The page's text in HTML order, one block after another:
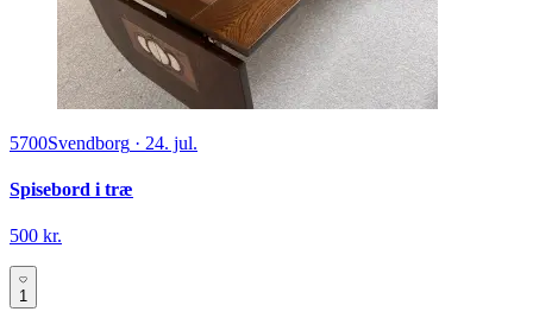
5700Svendborg · 24. jul.
Spisebord i træ
500 kr.
1